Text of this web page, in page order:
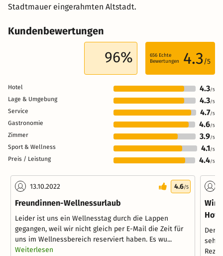
Stadtmauer eingerahmten Altstadt.
Kundenbewertungen
96% 656 Echte
Bewertungen
4.3/5
Hotel 4.3/5
Lage & Umgebung 4.3/5
Service 4.7/5
Gastronomie 4.6/5
Zimmer 3.9/5
Sport & Wellness 4.1/5
Preis / Leistung 4.4/5
13.10.2022 4.6/5
Freundinnen-Wellnessurlaub
Leider ist uns ein Wellnesstag durch die Lappen
gegangen, weil wir nicht gleich per E-Mail die Zeit für
uns im Wellnessbereich reserviert haben. Es wu...
Weiterlesen
Wir
Der
sehr